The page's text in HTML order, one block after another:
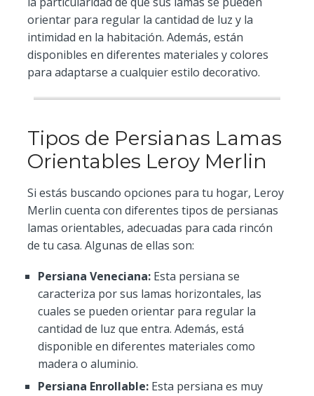
orientar para regular la cantidad de luz y la
intimidad en la habitación. Además, están
disponibles en diferentes materiales y colores
para adaptarse a cualquier estilo decorativo.
Tipos de Persianas Lamas
Orientables Leroy Merlin
Si estás buscando opciones para tu hogar, Leroy
Merlin cuenta con diferentes tipos de persianas
lamas orientables, adecuadas para cada rincón
de tu casa. Algunas de ellas son:
Persiana Veneciana:Esta persiana se
caracteriza por sus lamas horizontales, las
cuales se pueden orientar para regular la
cantidad de luz que entra. Además, está
disponible en diferentes materiales como
madera o aluminio.
Persiana Enrollable:Esta persiana es muy